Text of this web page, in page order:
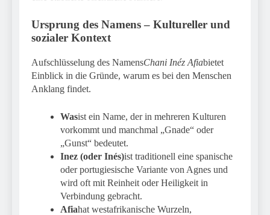
Ursprung des Namens – Kultureller und
sozialer Kontext
Aufschlüsselung des NamensChani Inéz Afiabietet
Einblick in die Gründe, warum es bei den Menschen
Anklang findet.
Wasist ein Name, der in mehreren Kulturen
vorkommt und manchmal „Gnade“ oder
„Gunst“ bedeutet.
Inez (oder Inés)ist traditionell eine spanische
oder portugiesische Variante von Agnes und
wird oft mit Reinheit oder Heiligkeit in
Verbindung gebracht.
Afiahat westafrikanische Wurzeln,